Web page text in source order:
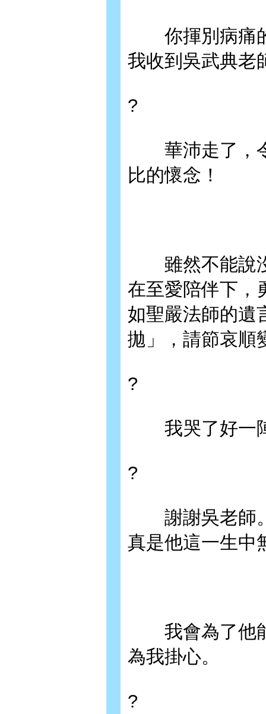
你揮別病痛的
我收到吳武典老
?
華沛走了，令
比的懷念！
雖然不能說沒
在至愛陪伴下，
如聖嚴法師的遺
拋」，請節哀順
?
我哭了好一
?
謝謝吳老師。
真是他這一生中
我會為了他能
為我掛心。
?